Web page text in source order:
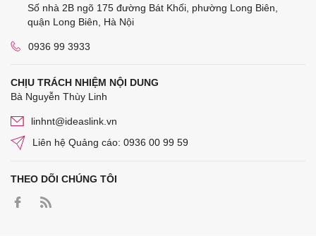
Số nhà 2B ngõ 175 đường Bát Khối, phường Long Biên,
quận Long Biên, Hà Nội
0936 99 3933
CHỊU TRÁCH NHIỆM NỘI DUNG
Bà Nguyễn Thùy Linh
linhnt@ideaslink.vn
Liên hệ Quảng cáo: 0936 00 99 59
THEO DÕI CHÚNG TÔI